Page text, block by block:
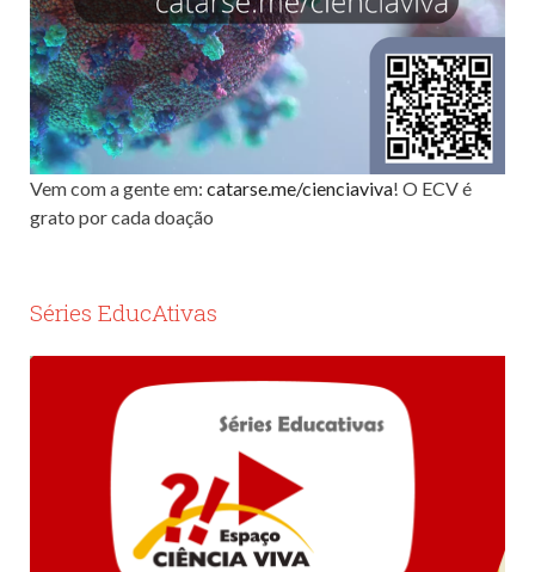
Vem com a gente em: catarse.me/cienciaviva! O ECV é
grato por cada doação
Séries EducAtivas